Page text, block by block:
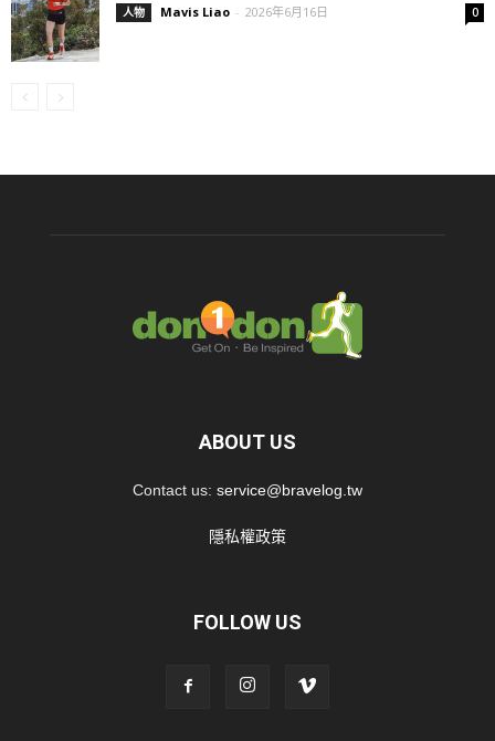
人物 Mavis Liao - 2026年6月16日 0
ABOUT US
Contact us: service@bravelog.tw
隱私權政策
FOLLOW US